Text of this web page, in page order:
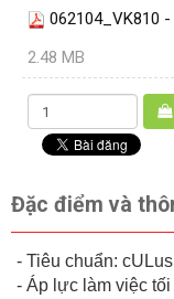
062104_VK810
2.48 MB
Đặc điểm và
- Tiêu chuẩn:
- Áp lực làm việc